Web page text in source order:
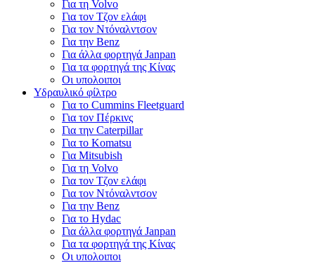
Για τη Volvo
Για τον Τζον ελάφι
Για τον Ντόναλντσον
Για την Benz
Για άλλα φορτηγά Janpan
Για τα φορτηγά της Κίνας
Οι υπολοιποι
Υδραυλικό φίλτρο
Για το Cummins Fleetguard
Για τον Πέρκινς
Για την Caterpillar
Για το Komatsu
Για Mitsubish
Για τη Volvo
Για τον Τζον ελάφι
Για τον Ντόναλντσον
Για την Benz
Για το Hydac
Για άλλα φορτηγά Janpan
Για τα φορτηγά της Κίνας
Οι υπολοιποι